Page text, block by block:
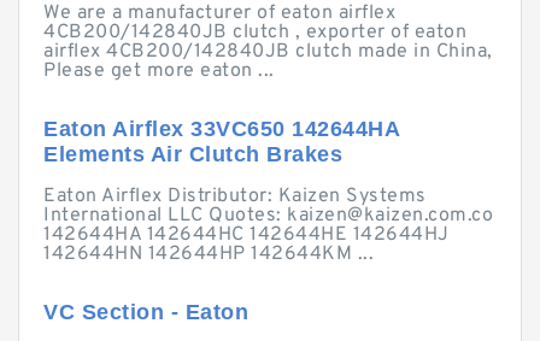
We are a manufacturer of eaton airflex
4CB200/142840JB clutch , exporter of eaton
airflex 4CB200/142840JB clutch made in China,
Please get more eaton ...
Eaton Airflex 33VC650 142644HA
Elements Air Clutch Brakes
Eaton Airflex Distributor: Kaizen Systems
International LLC Quotes: kaizen@kaizen.com.co
142644HA 142644HC 142644HE 142644HJ
142644HN 142644HP 142644KM ...
VC Section - Eaton